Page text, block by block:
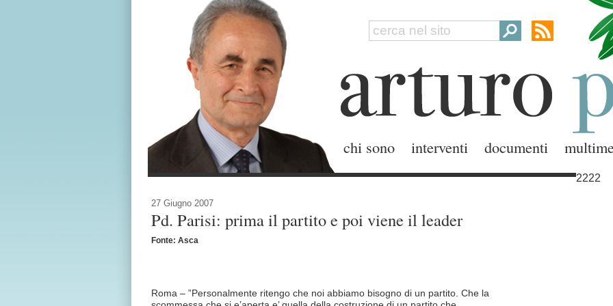
chi sono interventi documenti
2222
27 Giugno 2007
Pd. Parisi: prima il partito e poi viene il leader
Fonte: Asca
Roma – ”Personalmente ritengo che noi abbiamo bisogno di un partito. Che la